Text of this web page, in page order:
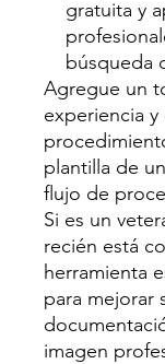
gratuita y
búsqueda
Agregue un
experiencia y
plantilla de
flujo de
Si es un
recién está
herramienta
para mejorar
imagen